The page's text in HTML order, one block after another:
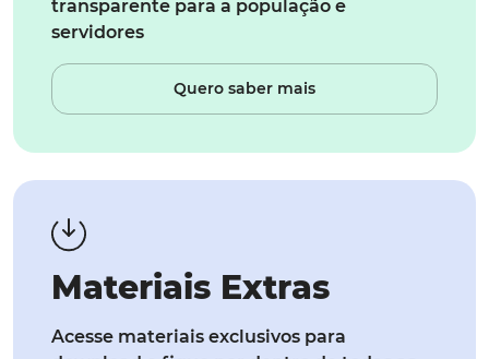
transparente para a população e
servidores
Quero saber mais
Materiais Extras
Acesse materiais exclusivos para